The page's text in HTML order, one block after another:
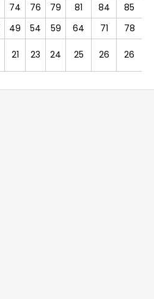
74 76 79 81 84
85
49 54 59 64 71
78
21 23 24 25 26 26